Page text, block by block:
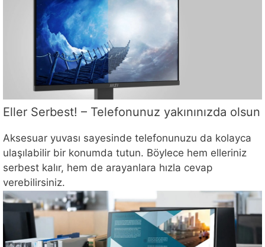
Eller Serbest! – Telefonunuz yakınınızda olsun
Aksesuar yuvası sayesinde telefonunuzu da kolayca
ulaşılabilir bir konumda tutun. Böylece hem elleriniz
serbest kalır, hem de arayanlara hızla cevap
verebilirsiniz.